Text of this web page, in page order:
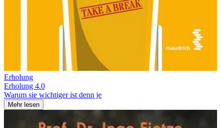
Erholung
Erholung 4.0
Warum sie wichtiger ist denn je
Mehr lesen